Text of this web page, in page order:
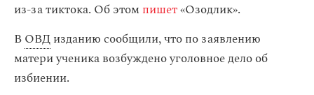
из-за тиктока. Об этом пишет«Озодлик».
ВОВДизданию сообщили, что по заявлению
матери ученика возбуждено уголовное дело об
избиении.